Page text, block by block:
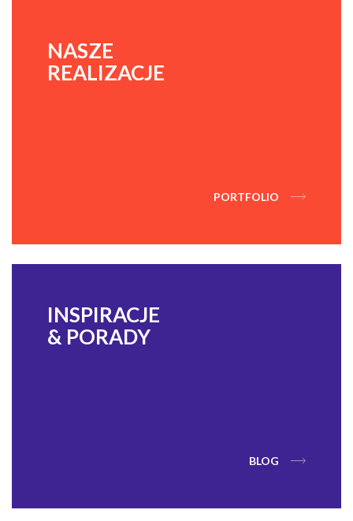
NASZE
REALIZACJE
PORTFOLIO
INSPIRACJE
& PORADY
BLOG